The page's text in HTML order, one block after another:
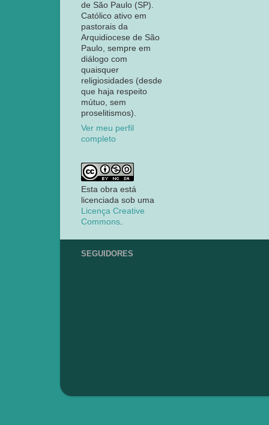
de São Paulo (SP).
Católico ativo em
pastorais da
Arquidiocese de São
Paulo, sempre em
diálogo com
quaisquer
religiosidades (desde
que haja respeito
mútuo, sem
proselitismos).
Ver meu perfil
completo
Esta obra está
licenciada sob uma
Licença Creative
Commons
SEGUIDORES